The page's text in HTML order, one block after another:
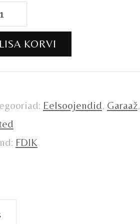
LISA KORVI
Eelsoojendid, Garaaž,
FDIK